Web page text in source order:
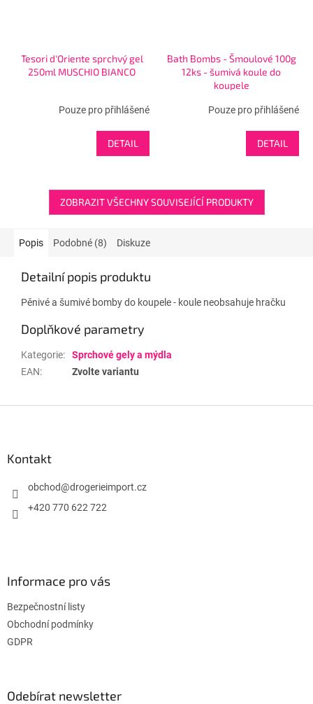
Tesori d'Oriente sprchvý gel
250ml MUSCHIO BIANCO
Pouze pro přihlášené
DETAIL
Bath Bombs - Šmoulové 100g
12ks - šumivá koule do
koupele
Pouze pro přihlášené
DETAIL
ZOBRAZIT VŠECHNY SOUVISEJÍCÍ PRODUKTY
Popis Podobné (8) Diskuze
Detailní popis produktu
Pěnivé a šumivé bomby do koupele - koule neobsahuje hračku
Doplňkové parametry
Kategorie:
Sprchové gely a mýdla
EAN: Zvolte variantu
Kontakt
obchod@drogerieimport.cz
+420 770 622 722
Informace pro vás
Bezpečnostní listy
Obchodní podmínky
GDPR
Odebírat newsletter